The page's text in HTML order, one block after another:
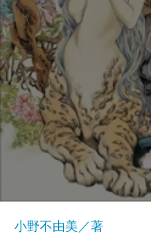
小野不由美／著